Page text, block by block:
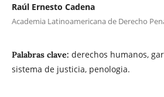
Raúl Ernesto Cadena
Academia Latinoamericana de Derecho
Palabras clave: derechos humanos,
sistema de justicia, penologia.